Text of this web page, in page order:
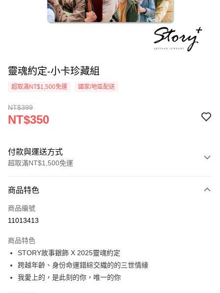
靈魂約定-小卡珍藏組
超取滿NT$1,500免運 國家/地區配送
NT$399
NT$350
付款與運送方式
超取滿NT$1,500免運
信用卡一次付款
信用卡分期付款
合作金庫商業銀行
華南商業銀行
彰化商業銀行
上海商業儲蓄銀行
台北富邦商業銀行
國泰世華商業銀行
兆豐國際商業銀行
6 期 0 利率 每期
華南商業銀行
彰化商業銀行
上海商業儲蓄銀行
台北富邦商業銀行
超商取貨付款
LINE Pay
商品特色
商品編號
11013413
商品特色
STORY故事銀飾 X 2025靈魂約定
跨越年齡、身份命運錯綜交織的的三世情緣
我愛上的，是此刻的你，唯一的你